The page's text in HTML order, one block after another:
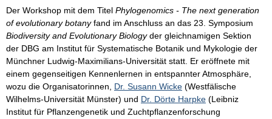
Der Workshop mit dem Titel Phylogenomics - The next generation
of evolutionary botanyfand im Anschluss an das 23. Symposium
Biodiversity and Evolutionary Biologyder gleichnamigen Sektion
der DBG am Institut für Systematische Botanik und Mykologie der
Münchner Ludwig-Maximilians-Universität statt. Er eröffnete mit
einem gegenseitigen Kennenlernen in entspannter Atmosphäre,
wozu die Organisatorinnen, Dr. Susann Wicke (Westfälische
Wilhelms-Universität Münster) und Dr. Dörte Harpke (Leibniz
Institut für Pflanzengenetik und Zuchtpflanzenforschung